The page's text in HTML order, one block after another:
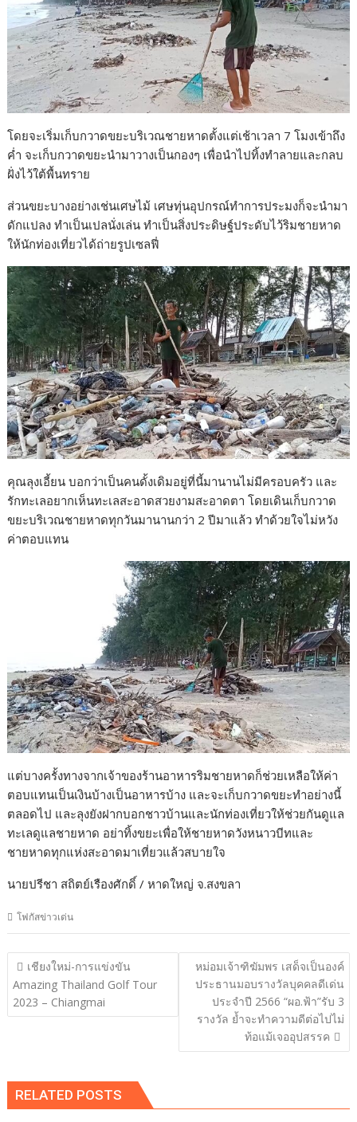
โดยจะเริ่มเก็บกวาดขยะบริเวณชายหาดตั้งแต่เช้าเวลา 7 โมงเข้าถึง
ค่ำ จะเก็บกวาดขยะนำมาวางเป็นกองๆ เพื่อนำไปทิ้งทำลายและกลบ
ฝั่งไว้ใต้พื้นทราย
ส่วนขยะบางอย่างเช่นเศษไม้ เศษทุ่นอุปกรณ์ทำการประมงก็จะนำมา
ดักแปลง ทำเป็นเปลนั่งเล่น ทำเป็นสิ่งประดิษฐ์ประดับไว้ริมชายหาด
ให้นักท่องเที่ยวได้ถ่ายรูปเซลฟี่
คุณลุงเอี้ยน บอกว่าเป็นคนดั้งเดิมอยู่ที่นี้มานานไม่มีครอบครัว และ
รักทะเลอยากเห็นทะเลสะอาดสวยงามสะอาดตา โดยเดินเก็บกวาด
ขยะบริเวณชายหาดทุกวันมานานกว่า 2 ปีมาแล้ว ทำด้วยใจไม่หวัง
ค่าตอบแทน
แต่บางครั้งทางจากเจ้าของร้านอาหารริมชายหาดก็ช่วยเหลือให้ค่า
ตอบแทนเป็นเงินบ้างเป็นอาหารบ้าง และจะเก็บกวาดขยะทำอย่างนี้
ตลอดไป และลุงยังฝากบอกชาวบ้านและนักท่องเที่ยวให้ช่วยกันดูแล
ทะเลดูแลชายหาด อย่าทิ้งขยะเพื่อให้ชายหาดวังหนาวบีทและ
ชายหาดทุกแห่งสะอาดมาเที่ยวแล้วสบายใจ
นายปรีชา สถิตย์เรืองศักดิ์ / หาดใหญ่ จ.สงขลา
โฟกัสข่าวเด่น
แนะแนว
เรื่อง
เชียงใหม่-การแข่งขัน
Amazing Thailand Golf Tour
2023 – Chiangmai
หม่อมเจ้าฑิฆัมพร เสด็จเป็นองค์
ประธานมอบรางวัลบุคคลดีเด่น
ประจำปี 2566 “ผอ.ฟ้า”รับ 3
รางวัล ย้ำจะทำความดีต่อไปไม่
ท้อแม้เจออุปสรรค
RELATED POSTS